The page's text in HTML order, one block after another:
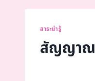
สาระน่ารู้
สัญญาณ